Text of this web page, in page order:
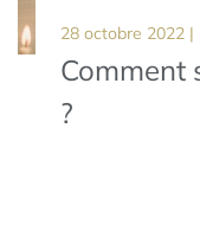
28 octobre 2022 |
Comment
?